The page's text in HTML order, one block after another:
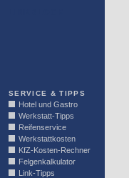
SERVICE & TIPPS
Hotel und Gastro
Werkstatt-Tipps
Reifenservice
Werkstattkosten
KfZ-Kosten-Rechner
Felgenkalkulator
Link-Tipps